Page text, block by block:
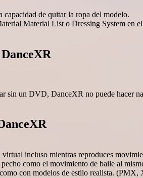
de quitar la ropa del modelo.
Material List o Dressing System en
sin un DVD, DanceXR no puede hacer
incluso mientras reproduces
como el movimiento de baile al
con modelos de estilo realista. (PMX,